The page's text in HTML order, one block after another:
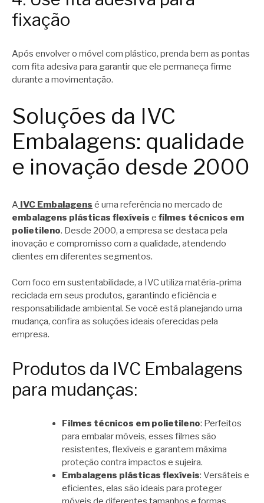
fixação
Após envolver o móvel com plástico, prenda bem as pontas
com fita adesiva para garantir que ele permaneça firme
durante a movimentação.
Soluções da IVC
Embalagens: qualidade
e inovação desde 2000
A IVC Embalagens é uma referência no mercado de
embalagens plásticas flexíveis e filmes técnicos em
polietileno. Desde 2000, a empresa se destaca pela
inovação e compromisso com a qualidade, atendendo
clientes em diferentes segmentos.
Com foco em sustentabilidade, a IVC utiliza matéria-prima
reciclada em seus produtos, garantindo eficiência e
responsabilidade ambiental. Se você está planejando uma
mudança, confira as soluções ideais oferecidas pela
empresa.
Produtos da IVC Embalagens
para mudanças:
Filmes técnicos em polietileno: Perfeitos
para embalar móveis, esses filmes são
resistentes, flexíveis e garantem máxima
proteção contra impactos e sujeira.
Embalagens plásticas flexíveis: Versáteis e
eficientes, elas são ideais para proteger